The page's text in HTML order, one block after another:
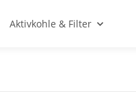
Aktivkohle & Filter